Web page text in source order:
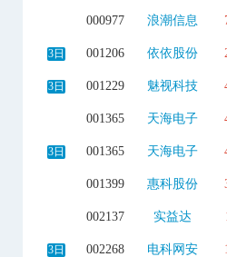
000977 浪潮信息
3日 001206 依依股份
3日 001229 魅视科技
001365 天海电子
3日 001365 天海电子
001399 惠科股份
002137 实益达
3日 002268 电科网安